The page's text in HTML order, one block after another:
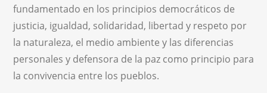
fundamentado en los principios democráticos de
justicia, igualdad, solidaridad, libertad y respeto por
la naturaleza, el medio ambiente y las diferencias
personales y defensora de la paz como principio para
la convivencia entre los pueblos.